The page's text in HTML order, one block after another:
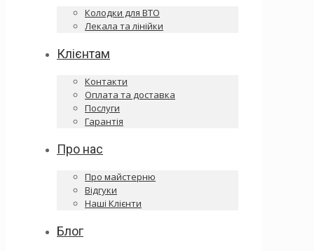
Колодки для ВТО
Лекала та лінійки
Клієнтам
Контакти
Оплата та доставка
Послуги
Гарантія
Про нас
Про майстерню
Відгуки
Наші Клієнти
Блог